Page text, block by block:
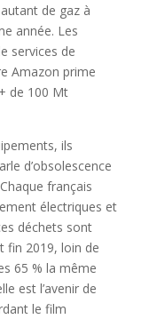
de gaz à
année. Les
services de
Amazon prime
de 100 Mt
ils
d’obsolescence
français
électriques et
déchets sont
fin 2019, loin de
65 % la même
est l’avenir de
le film